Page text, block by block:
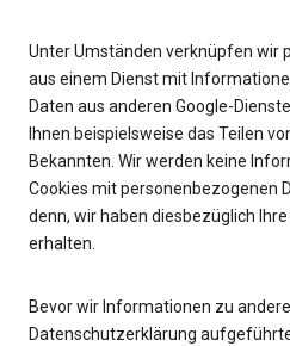
Unter Umständen verknüpfen wir
aus einem Dienst mit
Daten aus anderen Google-
Ihnen beispielsweise das Teilen
Bekannten. Wir werden keine
Cookies mit personenbezogenen
denn, wir haben diesbezüglich
erhalten.
Bevor wir Informationen zu
Datenschutzerklärung